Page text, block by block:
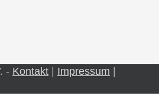
- Kontakt Impressum